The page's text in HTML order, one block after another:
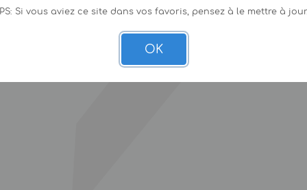
PS: Si vous aviez ce site dans vos favoris, pensez à le mettre à
OK